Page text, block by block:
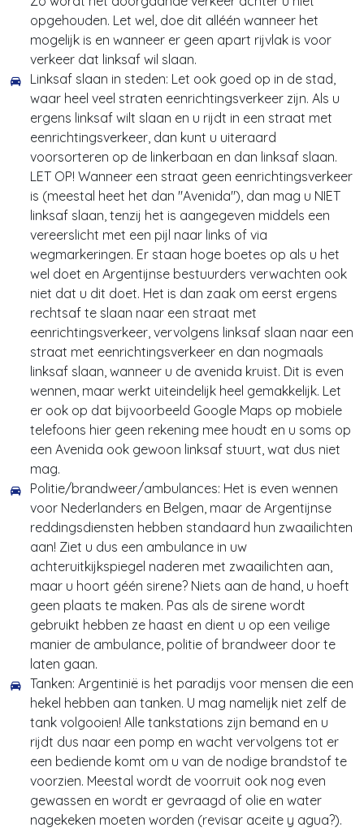
opgehouden. Let wel, doe dit alléén wanneer het
mogelijk is en wanneer er geen apart rijvlak is voor
verkeer dat linksaf wil slaan.
Linksaf slaan in steden: Let ook goed op in de stad,
waar heel veel straten eenrichtingsverkeer zijn. Als u
ergens linksaf wilt slaan en u rijdt in een straat met
eenrichtingsverkeer, dan kunt u uiteraard
voorsorteren op de linkerbaan en dan linksaf slaan.
LET OP! Wanneer een straat geen eenrichtingsverkeer
is (meestal heet het dan "Avenida"), dan mag u NIET
linksaf slaan, tenzij het is aangegeven middels een
vereerslicht met een pijl naar links of via
wegmarkeringen. Er staan hoge boetes op als u het
wel doet en Argentijnse bestuurders verwachten ook
niet dat u dit doet. Het is dan zaak om eerst ergens
rechtsaf te slaan naar een straat met
eenrichtingsverkeer, vervolgens linksaf slaan naar een
straat met eenrichtingsverkeer en dan nogmaals
linksaf slaan, wanneer u de avenida kruist. Dit is even
wennen, maar werkt uiteindelijk heel gemakkelijk. Let
er ook op dat bijvoorbeeld Google Maps op mobiele
telefoons hier geen rekening mee houdt en u soms op
een Avenida ook gewoon linksaf stuurt, wat dus niet
mag.
Politie/brandweer/ambulances: Het is even wennen
voor Nederlanders en Belgen, maar de Argentijnse
reddingsdiensten hebben standaard hun zwaailichten
aan! Ziet u dus een ambulance in uw
achteruitkijkspiegel naderen met zwaailichten aan,
maar u hoort géén sirene? Niets aan de hand, u hoeft
geen plaats te maken. Pas als de sirene wordt
gebruikt hebben ze haast en dient u op een veilige
manier de ambulance, politie of brandweer door te
laten gaan.
Tanken: Argentinië is het paradijs voor mensen die een
hekel hebben aan tanken. U mag namelijk niet zelf de
tank volgooien! Alle tankstations zijn bemand en u
rijdt dus naar een pomp en wacht vervolgens tot er
een bediende komt om u van de nodige brandstof te
voorzien. Meestal wordt de voorruit ook nog even
gewassen en wordt er gevraagd of olie en water
nagekeken moeten worden (revisar aceite y agua?).